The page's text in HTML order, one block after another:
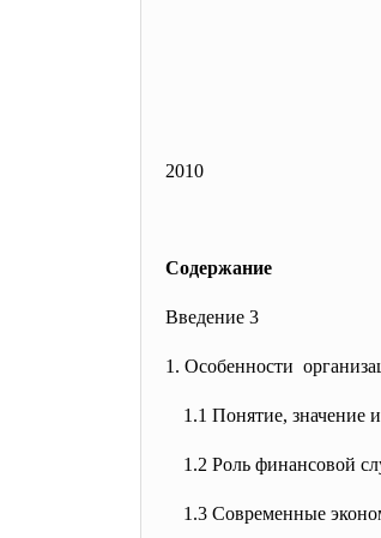
2010
Содержание
Введение 3
1. Особенности
1.1 Понятие, значение
1.2 Роль финансовой
1.3 Современные